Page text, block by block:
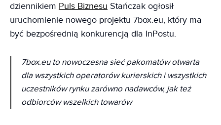
dziennikiem Puls Biznesu Stańczak ogłosił
uruchomienie nowego projektu 7box.eu, który ma
być bezpośrednią konkurencją dla InPostu.
7box.eu to nowoczesna sieć pakomatów otwarta
dla wszystkich operatorów kurierskich i wszystkich
uczestników rynku zarówno nadawców, jak też
odbiorców wszelkich towarów